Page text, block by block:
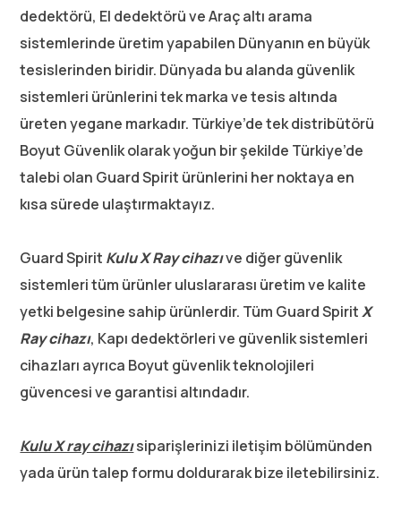
dedektörü, El dedektörü ve Araç altı arama
sistemlerinde üretim yapabilen Dünyanın en büyük
tesislerinden biridir. Dünyada bu alanda güvenlik
sistemleri ürünlerini tek marka ve tesis altında
üreten yegane markadır. Türkiye’de tek distribütörü
Boyut Güvenlik olarak yoğun bir şekilde Türkiye’de
talebi olan Guard Spirit ürünlerini her noktaya en
kısa sürede ulaştırmaktayız.
Guard Spirit KuluX Ray cihazıve diğer güvenlik
sistemleri tüm ürünler uluslararası üretim ve kalite
yetki belgesine sahip ürünlerdir. Tüm Guard SpiritX
Ray cihazı, Kapı dedektörleri ve güvenlik sistemleri
cihazları ayrıca Boyut güvenlik teknolojileri
güvencesi ve garantisi altındadır.
Kulu X ray cihazısiparişlerinizi iletişim bölümünden
yada ürün talep formu doldurarak bize iletebilirsiniz.